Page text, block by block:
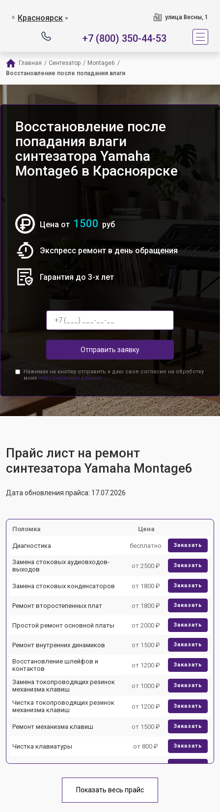
Красноярск ▼ улица Весны, 1
+7 (800) 350-44-53
Главная / Синтезатор / Montage6 /
Восстановление после попадания влаги
Восстановление после
попадания влаги
синтезатора Yamaha
Montage6 в Красноярске
Цена от 1500 руб
Экспресс ремонт в день обращения
Гарантия до 3-х лет
Отправить заявку
Нажимая на кнопку отправить я даю свое согласие на обработку
моих персональных данных.
Прайс лист на ремонт
синтезатора Yamaha Montage6
Дата обновления прайса: 17.07.2026
Поломка Цена
Диагностика бесплатно Заказать
Замена стоковых аудиовходов-
выходов
от 2500 ₽ Заказать
Замена стоковых конденсаторов от 1800 ₽ Заказать
Ремонт второстепенных плат от 1800 ₽ Заказать
Простой ремонт основной платы от 2000 ₽ Заказать
Ремонт внутренних динамиков от 1500 ₽ Заказать
Восстановление шлейфов и
контактов
от 1200 ₽ Заказать
Замена токопроводящих резинок
механизма клавиш
от 1000 ₽ Заказать
Чистка токопроводящих резинок
механизма клавиш
от 1200 ₽ Заказать
Ремонт механизма клавиш от 1500 ₽ Заказать
Чистка клавиатуры от 800 ₽ Заказать
Ремонт клавиш от 1500 ₽ Заказать
Замена клавиш и уплотнителей от 1000 ₽
Чистка и профилактика
Показать весь прайс